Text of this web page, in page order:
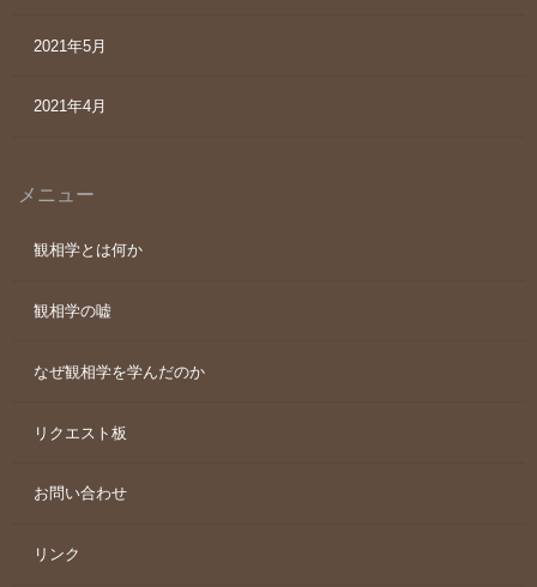
2021年5月
2021年4月
メニュー
観相学とは何か
観相学の嘘
なぜ観相学を学んだのか
リクエスト板
お問い合わせ
リンク